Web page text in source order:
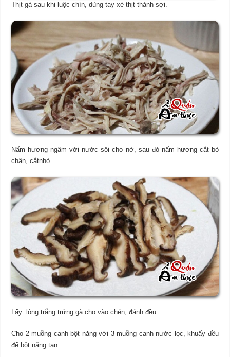
Thịt gà sau khi luộc chín, dùng tay xé thịt thành sợi.
Nấm hương ngâm với nước sôi cho nở, sau đó nấm hương cắt bỏ
chân, cắtnhỏ.
Lấy lòng trắng trứng gà cho vào chén, đánh đều.
Cho 2 muỗng canh bột năng với 3 muỗng canh nước lọc, khuấy đều
để bột năng tan.